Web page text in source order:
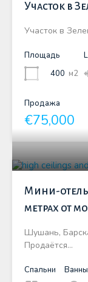
Участок в
Участок в
Площадь
400 м2
Продажа
€75,000
Мини-отель
метрах от
Шушань,
Продаётся…
Спальни